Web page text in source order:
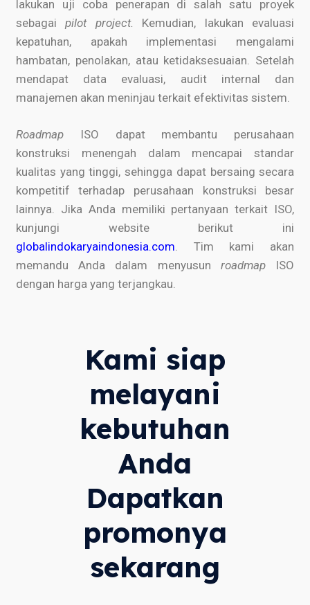
lakukan uji coba penerapan di salah satu proyek
sebagaipilot project. Kemudian, lakukan evaluasi
kepatuhan, apakah implementasi mengalami
hambatan, penolakan, atau ketidaksesuaian. Setelah
mendapat data evaluasi, audit internal dan
manajemen akan meninjau terkait efektivitas sistem.
Roadmap
ISO dapat membantu perusahaan
konstruksi menengah dalam mencapai standar
kualitas yang tinggi, sehingga dapat bersaing secara
kompetitif terhadap perusahaan konstruksi besar
lainnya. Jika Anda memiliki pertanyaan terkait ISO,
kunjungi website berikut ini
globalindokaryaindonesia.com. Tim kami akan
memandu Anda dalam menyusun roadmap ISO
dengan harga yang terjangkau.
Kami siap
melayani
kebutuhan
Anda
Dapatkan
promonya
sekarang